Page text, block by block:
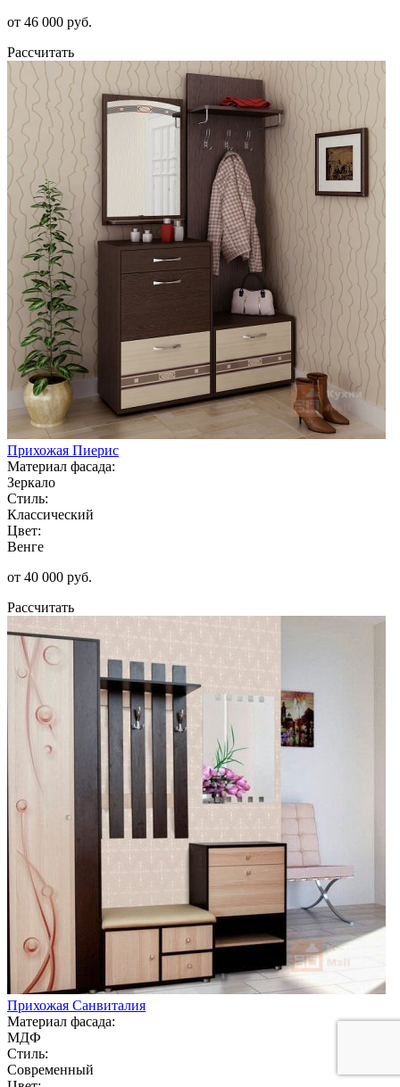
от 46 000 руб.
Рассчитать
Прихожая Пиерис
Материал фасада:
Зеркало
Стиль:
Классический
Цвет:
Венге
от 40 000 руб.
Рассчитать
Прихожая Санвиталия
Материал фасада:
МДФ
Стиль:
Современный